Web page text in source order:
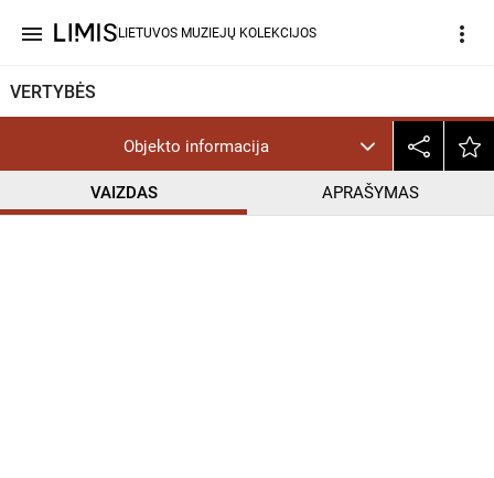
menu LIETUVOS MUZIEJŲ KOLEKCIJOS more_vert
VERTYBĖS
Objekto informacija
VAIZDAS APRAŠYMAS
InC help_outline